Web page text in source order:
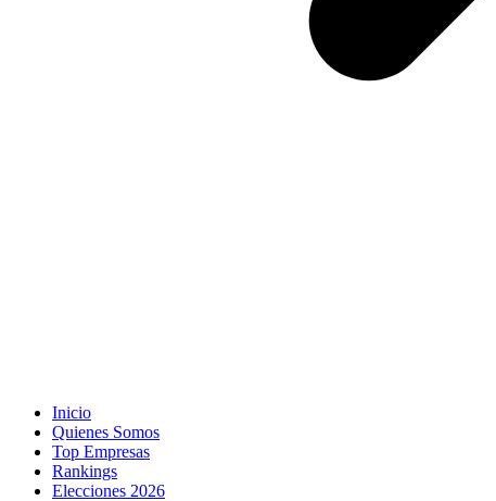
Inicio
Quienes Somos
Top Empresas
Rankings
Elecciones 2026